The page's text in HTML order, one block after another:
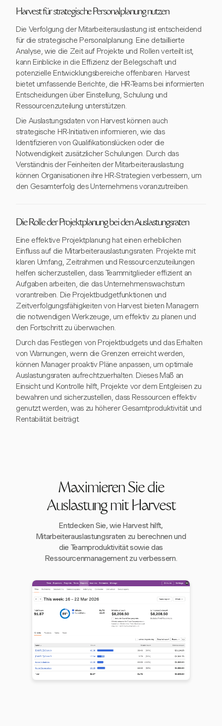
Harvest für strategische Personalplanung nutzen
Die Verfolgung der Mitarbeiterauslastung ist entscheidend
für die strategische Personalplanung. Eine detaillierte
Analyse, wie die Zeit auf Projekte und Rollen verteilt ist,
kann Einblicke in die Effizienz der Belegschaft und
potenzielle Entwicklungsbereiche offenbaren. Harvest
bietet umfassende Berichte, die HR-Teams bei informierten
Entscheidungen über Einstellung, Schulung und
Ressourcenzuteilung unterstützen.
Die Auslastungsdaten von Harvest können auch
strategische HR-Initiativen informieren, wie das
Identifizieren von Qualifikationslücken oder die
Notwendigkeit zusätzlicher Schulungen. Durch das
Verständnis der Feinheiten der Mitarbeiterauslastung
können Organisationen ihre HR-Strategien verbessern, um
den Gesamterfolg des Unternehmens voranzutreiben.
Die Rolle der Projektplanung bei den Auslastungsraten
Eine effektive Projektplanung hat einen erheblichen
Einfluss auf die Mitarbeiterauslastungsraten. Projekte mit
klaren Umfang, Zeitrahmen und Ressourcenzuteilungen
helfen sicherzustellen, dass Teammitglieder effizient an
Aufgaben arbeiten, die das Unternehmenswachstum
vorantreiben. Die Projektbudgetfunktionen und
Zeitverfolgungsfähigkeiten von Harvest bieten Managern
die notwendigen Werkzeuge, um effektiv zu planen und
den Fortschritt zu überwachen.
Durch das Festlegen von Projektbudgets und das Erhalten
von Warnungen, wenn die Grenzen erreicht werden,
können Manager proaktiv Pläne anpassen, um optimale
Auslastungsraten aufrechtzuerhalten. Dieses Maß an
Einsicht und Kontrolle hilft, Projekte vor dem Entgleisen zu
bewahren und sicherzustellen, dass Ressourcen effektiv
genutzt werden, was zu höherer Gesamtproduktivität und
Rentabilität beiträgt.
Maximieren Sie die
Auslastung mit Harvest
Entdecken Sie, wie Harvest hilft,
Mitarbeiterauslastungsraten zu berechnen und
die Teamproduktivität sowie das
Ressourcenmanagement zu verbessern.